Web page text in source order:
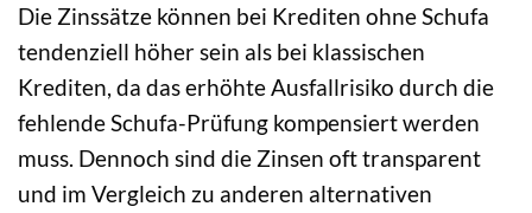
Die Zinssätze können bei Krediten ohne Schufa
tendenziell höher sein als bei klassischen
Krediten, da das erhöhte Ausfallrisiko durch die
fehlende Schufa-Prüfung kompensiert werden
muss. Dennoch sind die Zinsen oft transparent
und im Vergleich zu anderen alternativen